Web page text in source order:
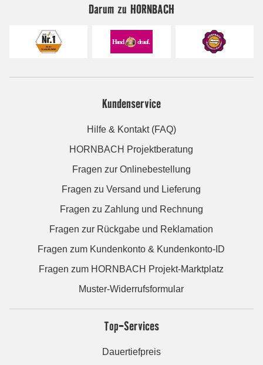
Darum zu HORNBACH
Kundenservice
Hilfe & Kontakt (FAQ)
HORNBACH Projektberatung
Fragen zur Onlinebestellung
Fragen zu Versand und Lieferung
Fragen zu Zahlung und Rechnung
Fragen zur Rückgabe und Reklamation
Fragen zum Kundenkonto & Kundenkonto-ID
Fragen zum HORNBACH Projekt-Marktplatz
Muster-Widerrufsformular
Top-Services
Dauertiefpreis